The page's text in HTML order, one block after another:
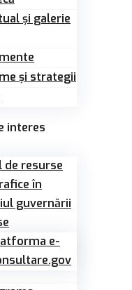
și galerie
și strategii
interes
de resurse
în
guvernării
e-